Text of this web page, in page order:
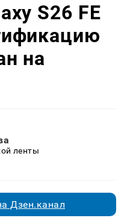
S26 FE
на
ленты
Дзен.канал